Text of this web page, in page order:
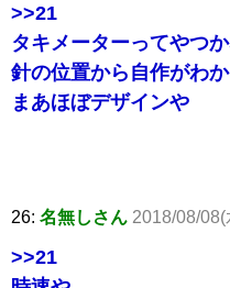
>>21
タキメーターってやつか
針の位置から自作がわ
まあほぼデザインや
26: 名無しさん 2018/08/
>>21